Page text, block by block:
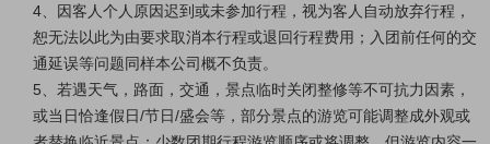
4、因客人个人原因迟到或未参加行程，视为客人自动放弃行程，
恕无法以此为由要求取消本行程或退回行程费用； 入团前任何的交
通延误等问题同样本公司概不负责。
5、若遇天气，路面，交通，景点临时关闭整修等不可抗力因素，
或当日恰逢假日/节日/盛会等，部分景点的游览可能调整成外观或